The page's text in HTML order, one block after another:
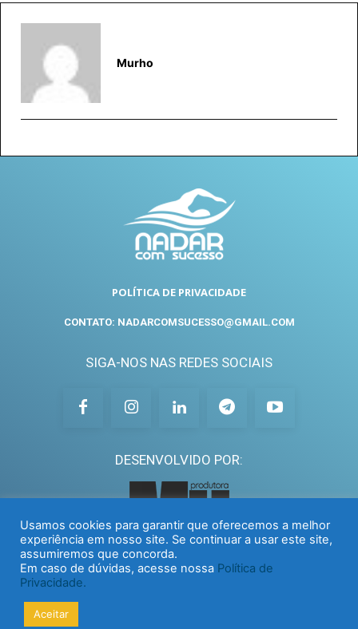
Murho
POLÍTICA DE PRIVACIDADE
CONTATO: NADARCOMSUCESSO@GMAIL.COM
SIGA-NOS NAS REDES SOCIAIS
DESENVOLVIDO POR:
Usamos cookies para garantir que oferecemos a melhor
experiência em nosso site. Se continuar a usar este site,
assumiremos que concorda.
Em caso de dúvidas, acesse nossa Política de
Privacidade.
Aceitar